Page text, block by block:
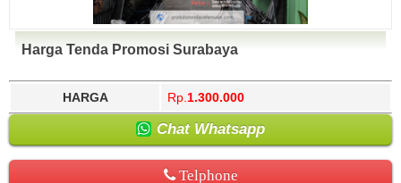
Harga Tenda Promosi Surabaya
HARGA Rp. 1.300.000
Chat Whatsapp
Telphone